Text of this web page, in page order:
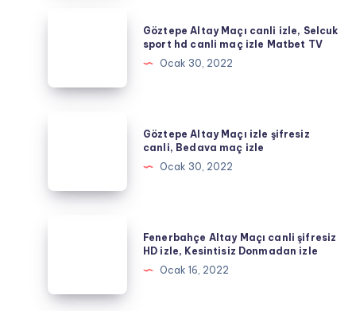
kanalda,
TV
izle,
maç
Göztepe Altay Maçı canli izle, Selcuk
sport hd canli maç izle Matbet TV
Ocak 30, 2022
şifresiz
Göztepe Altay Maçı izle şifresiz
canli, Bedava maç izle
Ocak 30, 2022
şifresiz
Fenerbahçe Altay Maçı canli şifresiz
HD izle, Kesintisiz Donmadan izle
Ocak 16, 2022